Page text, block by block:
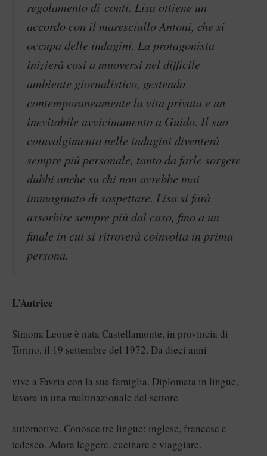
regolamento di conti. Lisa ottiene un
accordo con il maresciallo Antoni, che si
occupa delle indagini. La protagonista
inizierà così a muoversi nel difficile
ambiente giornalistico, gestendo
contemporaneamente la vita privata e un
inevitabile avvicinamento a Guido. Il suo
coinvolgimento nelle indagini diventerà
sempre più personale, tanto da farle sorgere
dubbi anche su chi non avrebbe mai
immaginato di sospettare. Lisa si farà
assorbire sempre più dal caso, fino a un
finale in cui si ritroverà coinvolta in prima
persona.
L’Autrice
Simona Leone è nata Castellamonte, in provincia di
Torino, il 19 settembre del 1972. Da dieci anni
vive a Favria con la sua famiglia. Diplomata in lingue,
lavora in una multinazionale del settore
automotive. Conosce tre lingue: inglese, francese e
tedesco. Adora leggere, cucinare e viaggiare.